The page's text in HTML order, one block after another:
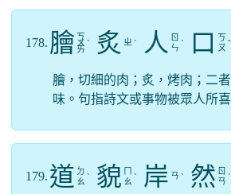
178. 膾 ㄎ
ㄨ
ㄞ
ˋ 炙 ㄓ ˋ 人 ㄖ
ㄣ ˊ 口
ㄎ
ㄡ ˇ
膾，切細的肉；炙，烤肉；二
味。句指詩文或事物被眾人所
179. 道 ㄉ
ㄠ ˋ 貌 ㄠ ˋ 岸 ㄢ ˋ 然 ㄖ
ㄢ ˊ